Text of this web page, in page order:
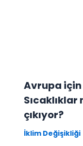
Avrupa için
çıkıyor?
İklim Değişikliği